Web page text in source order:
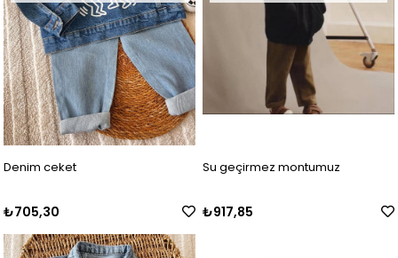
Denim ceket
₺705,30
Su geçirmez montumuz
₺917,85